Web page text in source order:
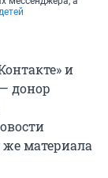
и
донор
же материала